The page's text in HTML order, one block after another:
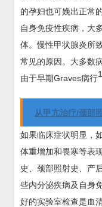
的孕妇也可娩出正常
自身免疫性疾病，大
体。慢性甲状腺炎所
常见的原因。大多数
由于早期Graves病行
从甲亢治疗/颈部
如果临床症状明显，
体重增加和畏寒等表
史、颈部照射史、产
些内分泌疾病及自身
好的实验室检查是血